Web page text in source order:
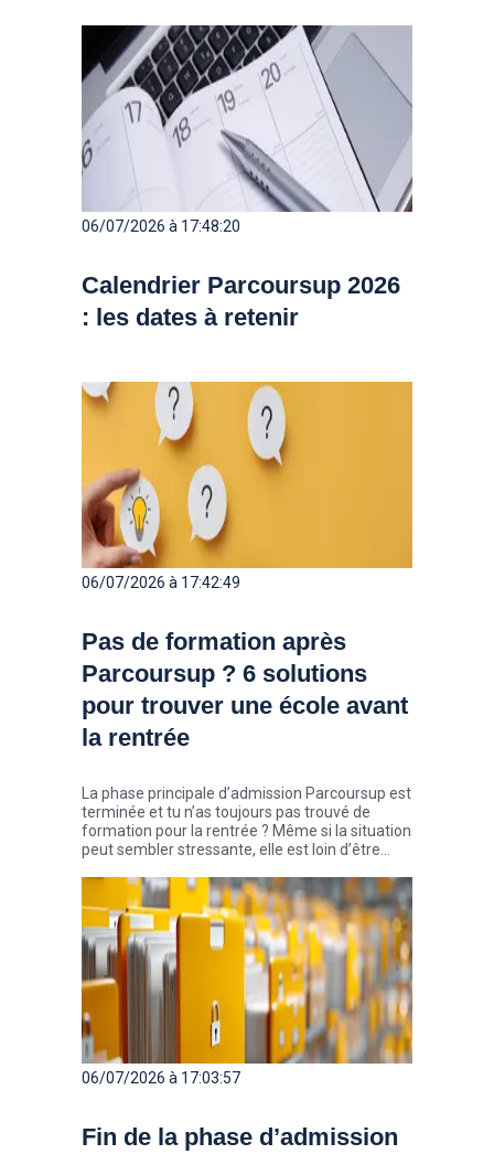
06/07/2026 à 17:48:20
Calendrier Parcoursup 2026
: les dates à retenir
06/07/2026 à 17:42:49
Pas de formation après
Parcoursup ? 6 solutions
pour trouver une école avant
la rentrée
La phase principale d’admission Parcoursup est
terminée et tu n’as toujours pas trouvé de
formation pour la rentrée ? Même si la situation
peut sembler stressante, elle est loin d’être
candidats décrochent une place au cours de
l’été, parfois seulement quelques semaines
avant la rentrée. Zoom sur 6 solutions pour
trouver ton école pour la rentrée.
06/07/2026 à 17:03:57
Fin de la phase d’admission